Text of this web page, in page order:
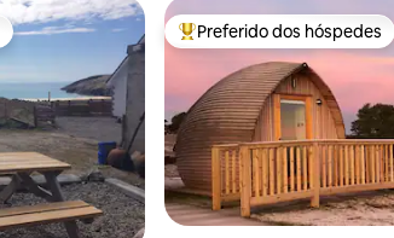
Entre os melhores
Preferido dos hóspedes